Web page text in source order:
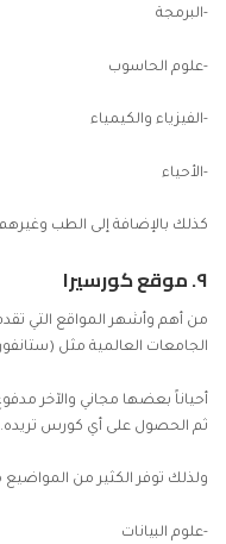
-البرمجة
-علوم الحاسوب
-الفيزياء والكيمياء
-الأحياء
كذلك بالإضافة إلى الطب
٩. موقع كورسيرا
من أهم وأشهر المواقع التي
الجامعات العالمية مثل
أحياناً بعضها مجاني والآخر
ثم الحصول على أي كورس تريده.
ولذلك توفر الكثير من
-علوم البيانات